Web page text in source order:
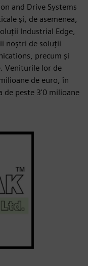
and Drive Systems
și, de asemenea,
Industrial Edge,
noștri de soluții
precum și
Veniturile lor de
de euro, în
de peste 3'0 milioane